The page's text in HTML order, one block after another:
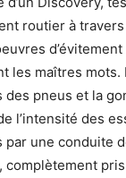
routier à
d’évitement
les maîtres mots.
des pneus et la
l’intensité des
par une conduite
complètement